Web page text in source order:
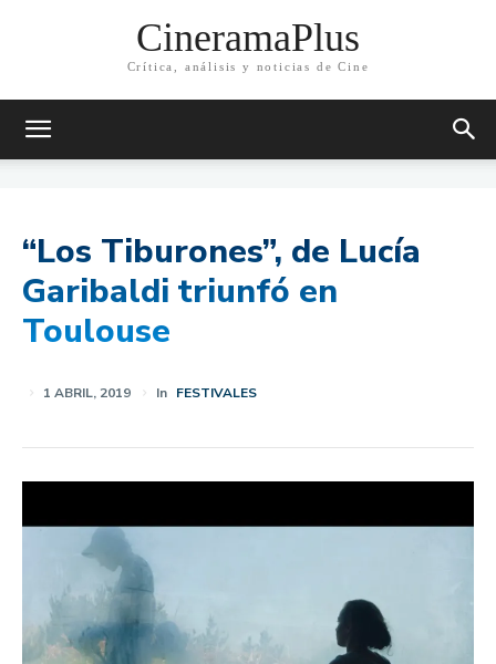
CineramaPlus
Crítica, análisis y noticias de Cine
“Los Tiburones”, de Lucía
Garibaldi triunfó en
Toulouse
1 ABRIL, 2019 In FESTIVALES